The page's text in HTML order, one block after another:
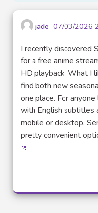
jade 07/03/2026
I recently discovered
for a free anime
HD playback. What I
find both new
one place. For
with English subtitles
mobile or desktop,
pretty convenient